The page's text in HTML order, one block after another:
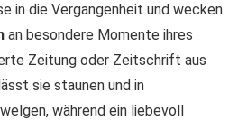
in die Vergangenheit und wecken
an besondere Momente ihres
Zeitung oder Zeitschrift aus
sie staunen und in
während ein liebevoll